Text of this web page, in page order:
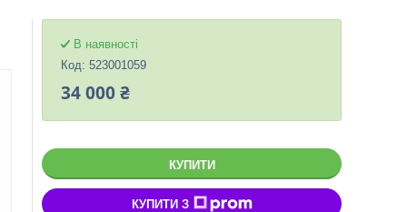
В наявності
Код: 523001059
34 000 ₴
КУПИТИ
КУПИТИ З